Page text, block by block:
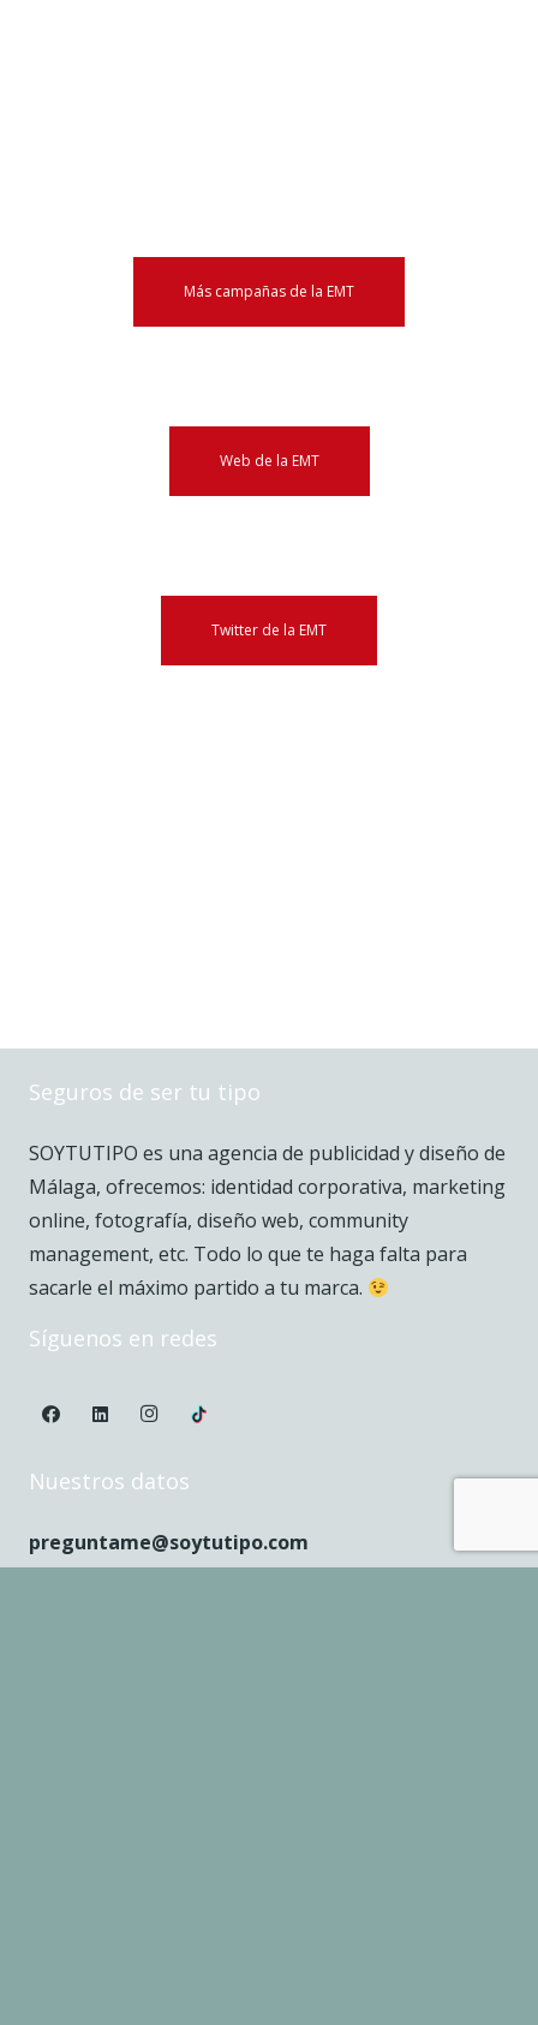
Más campañas de la EMT
Web de la EMT
Twitter de la EMT
Seguros de ser tu tipo
SOYTUTIPO es una agencia de publicidad y diseño de
Málaga, ofrecemos: identidad corporativa, marketing
online, fotografía, diseño web, community
management, etc. Todo lo que te haga falta para
sacarle el máximo partido a tu marca.
Síguenos en redes
Nuestros datos
preguntame@soytutipo.com